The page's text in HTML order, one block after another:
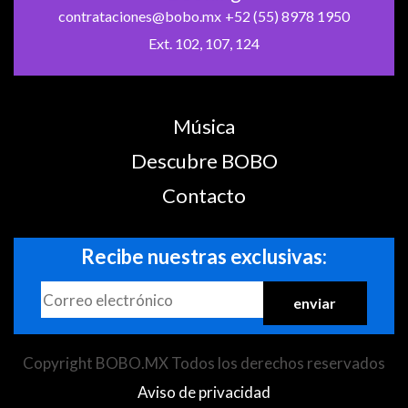
contrataciones@bobo.mx +52 (55) 8978 1950
Ext. 102, 107, 124
Música
Descubre BOBO
Contacto
Recibe nuestras exclusivas:
Copyright BOBO.MX Todos los derechos reservados
Aviso de privacidad